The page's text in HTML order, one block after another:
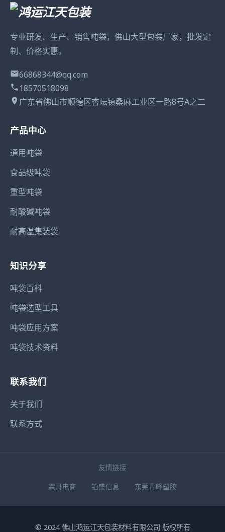
专业研发、生产、销售吨袋，佛山大型包装厂家，批发定
制、价格实惠。
66868344@qq.com
18570518098
广东省佛山市顺德区杏坛镇桑麻工业区一路8号A之二
产品中心
通用吨袋
食品级吨袋
重型吨袋
耐酸碱吨袋
耐高温集装袋
知识分享
吨袋百科
吨袋选型工具
吨袋应用方案
吨袋技术资料
联系我们
关于我们
联系方式
友情链接
霖哥电商
铂盛信息 东莞青峰塑胶
© 2024 佛山鸿运江天包装材料有限公司 版权所有